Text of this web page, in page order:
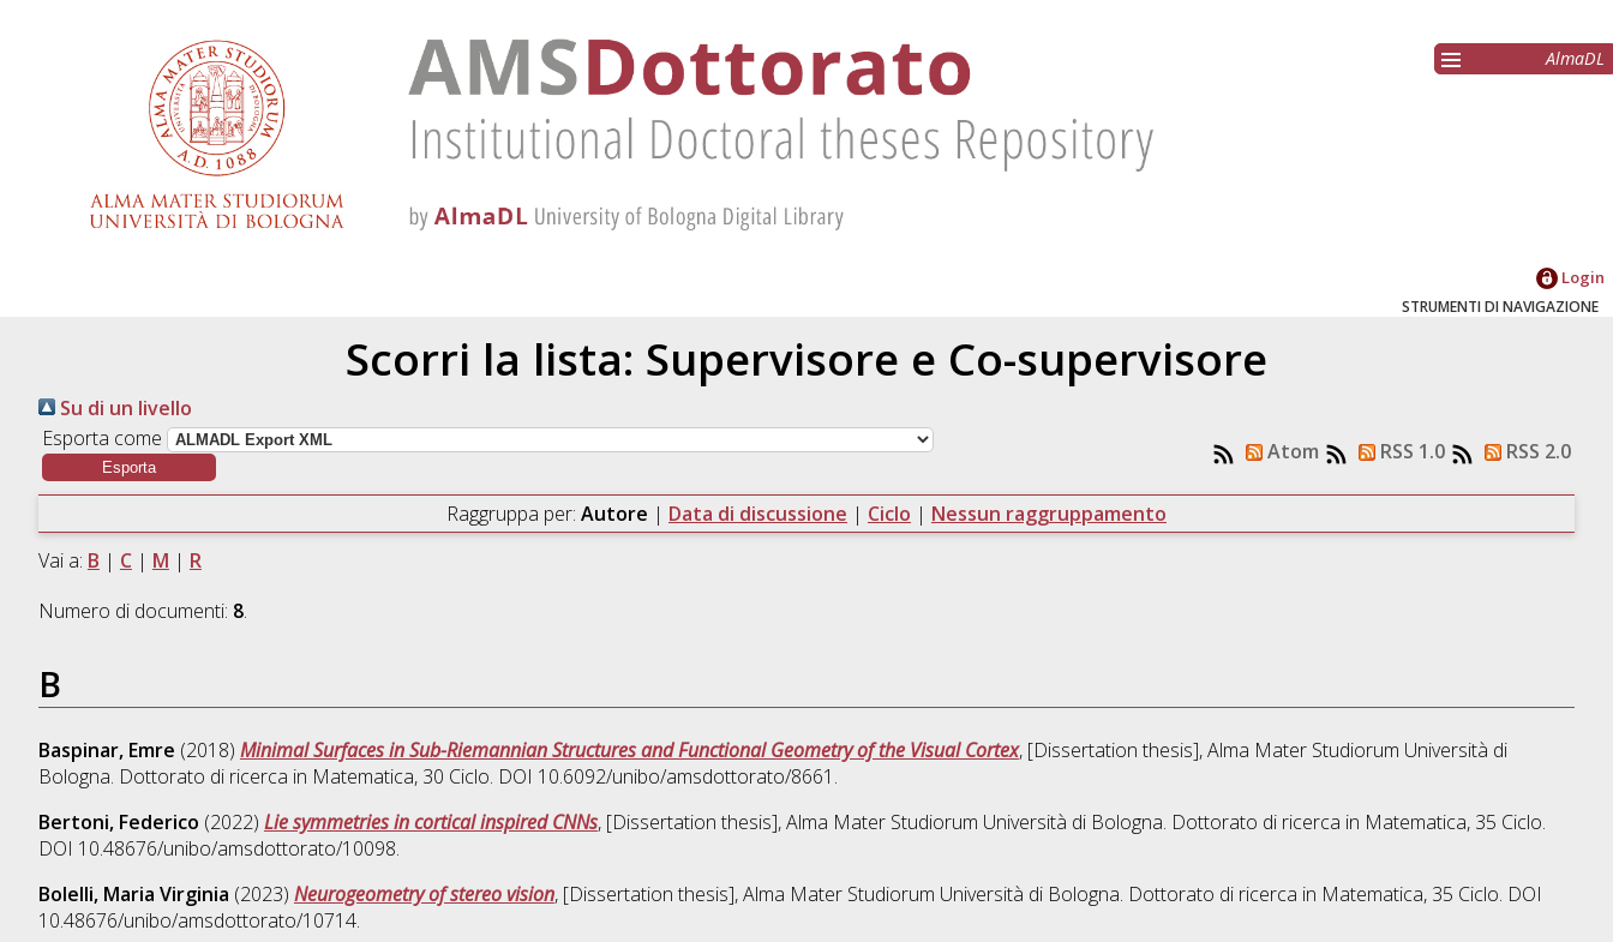
AlmaDL
Login
STRUMENTI DI NAVIGAZIONE
Scorri la lista: Supervisore e Co-supervisore
Su di un livello
Esporta come
Atom RSS 1.0 RSS 2.0
Raggruppa per: Autore | Data di discussione | Ciclo | Nessun raggruppamento
Vai a: B | C| M | R
Numero di documenti: 8.
B
Baspinar, Emre (2018) Minimal Surfaces in Sub-Riemannian Structures and Functional Geometry of the Visual Cortex, [Dissertation thesis], Alma Mater Studiorum Università di
Bologna. Dottorato di ricerca in Matematica, 30 Ciclo. DOI 10.6092/unibo/amsdottorato/8661.
Bertoni, Federico (2022) Lie symmetries in cortical inspired CNNs, [Dissertation thesis], Alma Mater Studiorum Università di Bologna. Dottorato di ricerca in Matematica, 35 Ciclo.
DOI 10.48676/unibo/amsdottorato/10098.
Bolelli, Maria Virginia (2023) Neurogeometry of stereo vision, [Dissertation thesis], Alma Mater Studiorum Università di Bologna. Dottorato di ricerca in Matematica, 35 Ciclo. DOI
10.48676/unibo/amsdottorato/10714.